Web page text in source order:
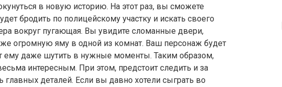
в новую историю. На этот раз, вы сможете
бродить по полицейскому участку и искать своего
вокруг пугающая. Вы увидите сломанные двери,
огромную яму в одной из комнат. Ваш персонаж будет
ему даже шутить в нужные моменты. Таким образом,
интересным. При этом, предстоит следить и за
деталей. Если вы давно хотели сыграть во